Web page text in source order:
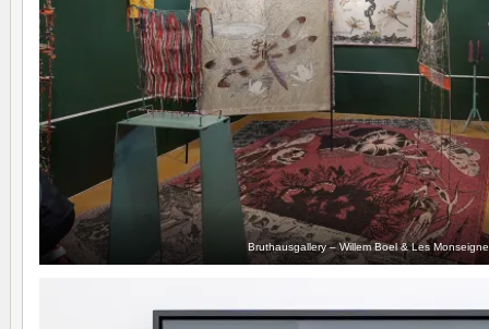
Bruthausgallery – Willem Boel & Les